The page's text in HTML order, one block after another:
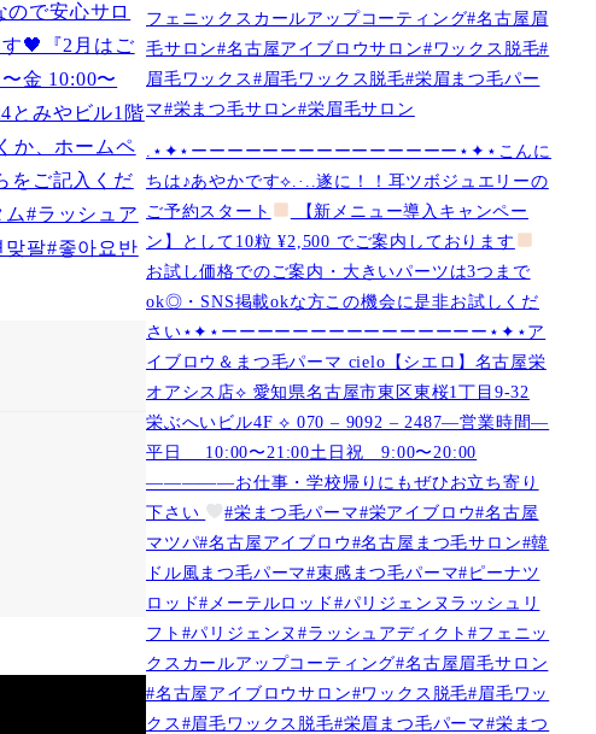
フェニックスカールアップコーティング#名古屋眉
毛サロン#名古屋アイブロウサロン#ワックス脱毛#
眉毛ワックス#眉毛ワックス脱毛#栄眉まつ毛パー
マ#栄まつ毛サロン#栄眉毛サロン
.⋆✦⋆ーーーーーーーーーーーーーーー⋆✦⋆こんに
ちは♪あやかです︎⟡.·..遂に！！耳ツボジュエリーの
ご予約スタート
【新メニュー導入キャンペー
ン】として10粒 ¥2,500 でご案内しております
お試し価格でのご案内・大きいパーツは3つまで
ok◎・SNS掲載okな方この機会に是非お試しくだ
さい⋆✦⋆ーーーーーーーーーーーーーーー⋆✦⋆ア
イブロウ＆まつ毛パーマ cielo【シエロ】名古屋栄
オアシス店︎︎⟡ 愛知県名古屋市東区東桜1丁目9-32
栄ぶへいビル4F ︎︎⟡ 070 – 9092 – 2487—営業時間—
平日 10:00〜21:00土日祝 9:00〜20:00
—————お仕事・学校帰りにもぜひお立ち寄り
下さい
#栄まつ毛パーマ#栄アイブロウ#名古屋
マツパ#名古屋アイブロウ#名古屋まつ毛サロン#韓
ドル風まつ毛パーマ#束感まつ毛パーマ#ピーナツ
ロッド#メーテルロッド#パリジェンヌラッシュリ
フト#パリジェンヌ#ラッシュアディクト#フェニッ
クスカールアップコーティング#名古屋眉毛サロン
#名古屋アイブロウサロン#ワックス脱毛#眉毛ワッ
クス#眉毛ワックス脱毛#栄眉まつ毛パーマ#栄まつ